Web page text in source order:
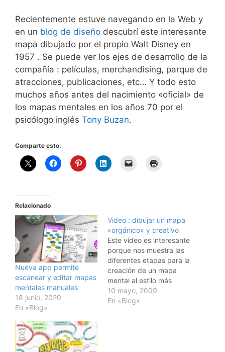
Recientemente estuve navegando en la Web y
en un blog de diseño descubrí este interesante
mapa dibujado por el propio Walt Disney en
1957 . Se puede ver los ejes de desarrollo de la
compañía : películas, merchandising, parque de
atracciones, publicaciones, etc… Y todo esto
muchos años antes del nacimiento «oficial» de
los mapas mentales en los años 70 por el
psicólogo inglés Tony Buzan.
Comparte esto:
Relacionado
Nueva app permite
escanear y editar mapas
mentales manuales
18 junio, 2020
En «Blog»
Video : dibujar un mapa
«orgánico» y creativo
Este vídeo es interesante
porque nos muestra las
diferentes etapas para la
creación de un mapa
mental al estilo más
creativo y orgánico, de
una manera simple y
10 mayo, 2009
En «Blog»